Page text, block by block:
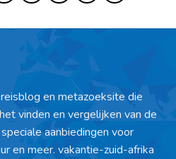
en metazoeksite die
vinden en vergelijken van de
aanbiedingen voor
en meer. vakantie-zuid-afrika